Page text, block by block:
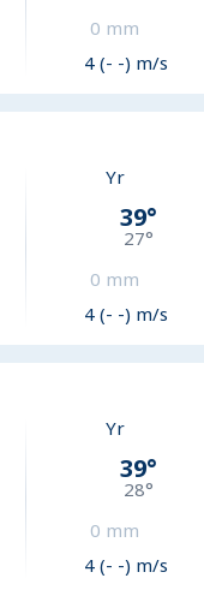
0 mm
4 (- -) m/s
Yr
39°
27°
0 mm
4 (- -) m/s
Yr
39°
28°
0 mm
4 (- -) m/s